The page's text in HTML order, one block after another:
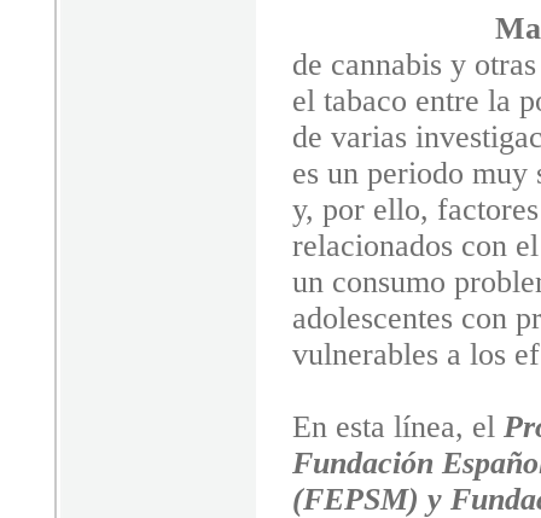
de cannabis y
el tabaco entre la
de varias
es un periodo
y, por ello,
relacionados con
un consumo
adolescentes con
vulnerables a los
En esta línea, el
Fundación
(FEPSM) y